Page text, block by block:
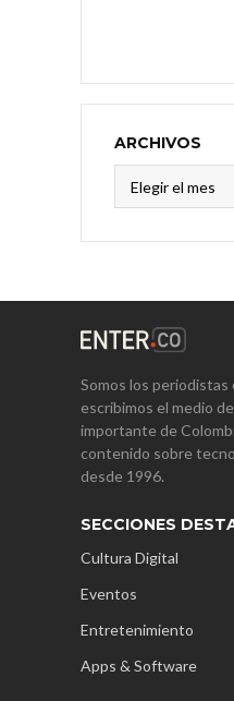
ARCHIVOS
Somos los periodistas
escribimos el medio
importante de
contenido sobre
desde 1996.
SECCIONES
Cultura Digital
Eventos
Entretenimiento
Apps & Software